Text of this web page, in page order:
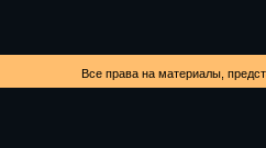
Все права на материалы,